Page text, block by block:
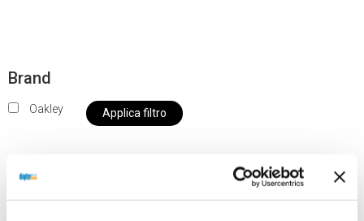
Brand
Oakley Applica filtro